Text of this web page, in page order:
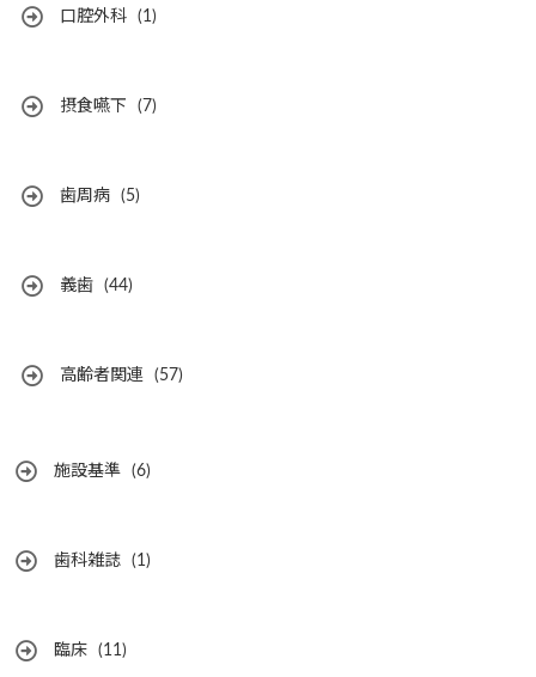
口腔外科 (1)
摂食嚥下 (7)
歯周病 (5)
義歯 (44)
高齢者関連 (57)
施設基準 (6)
歯科雑誌 (1)
臨床 (11)